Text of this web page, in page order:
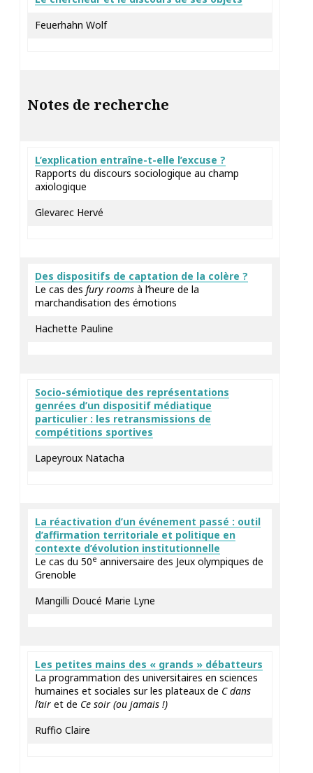
Feuerhahn Wolf
Notes de recherche
L’explication entraîne-t-elle l’excuse ?
Rapports du discours sociologique au champ
axiologique
Glevarec Hervé
Des dispositifs de captation de la colère ?
Le cas des fury rooms à l’heure de la
marchandisation des émotions
Hachette Pauline
Socio-sémiotique des représentations
genrées d’un dispositif médiatique
particulier : les retransmissions de
compétitions sportives
Lapeyroux Natacha
La réactivation d’un événement passé : outil
d’affirmation territoriale et politique en
contexte d’évolution institutionnelle
Le cas du 50e anniversaire des Jeux olympiques de
Grenoble
Mangilli Doucé Marie Lyne
Les petites mains des « grands » débatteurs
La programmation des universitaires en sciences
humaines et sociales sur les plateaux de C dans
l’air et de Ce soir (ou jamais !)
Ruffio Claire